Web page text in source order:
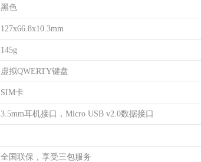
黑色
127x66.8x10.3mm
145g
虚拟QWERTY键盘
SIM卡
3.5mm耳机接口，Micro USB v2.0数据接口
全国联保，享受三包服务